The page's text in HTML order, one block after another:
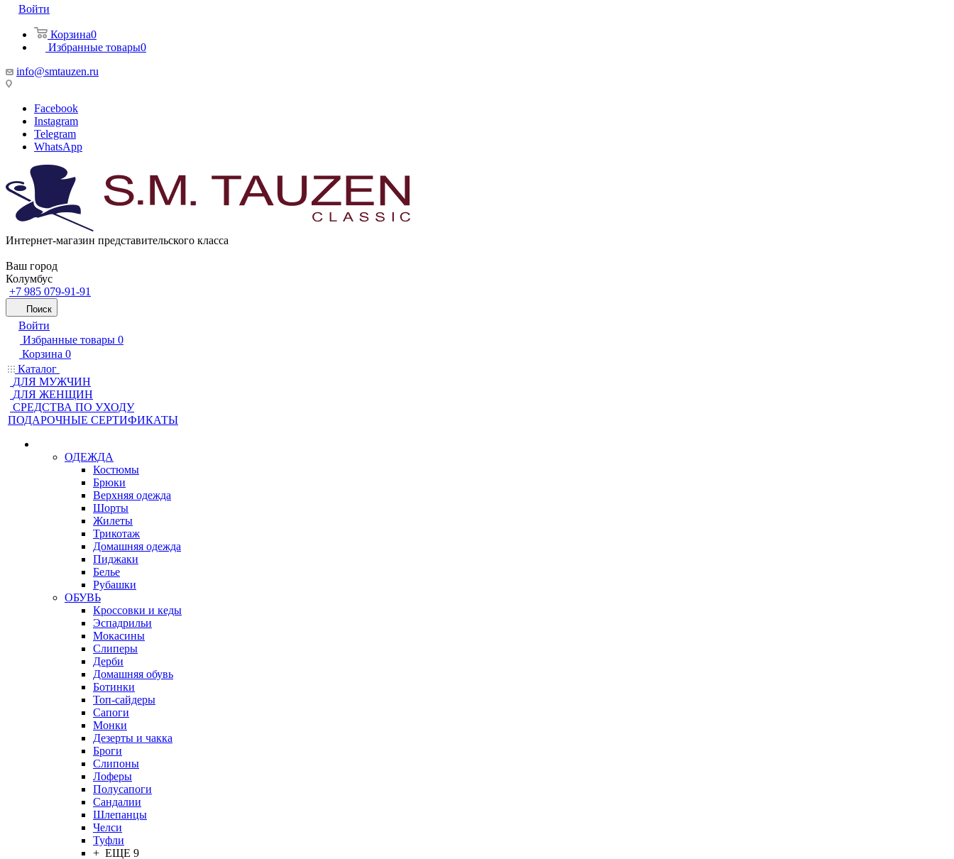
Войти
Корзина0
Избранные товары0
info@smtauzen.ru
Facebook
Instagram
Telegram
WhatsApp
Интернет-магазин представительского класса
Ваш город
Колумбус
+7 985 079-91-91
Поиск
Войти
Избранные товары 0
Корзина 0
Каталог
ДЛЯ МУЖЧИН
ДЛЯ ЖЕНЩИН
CРЕДСТВА ПО УХОДУ
ПОДАРОЧНЫЕ СЕРТИФИКАТЫ
ОДЕЖДА
Костюмы
Брюки
Верхняя одежда
Шорты
Жилеты
Трикотаж
Домашняя одежда
Пиджаки
Белье
Рубашки
ОБУВЬ
Кроссовки и кеды
Эспадрильи
Мокасины
Слиперы
Дерби
Домашняя обувь
Ботинки
Топ-сайдеры
Сапоги
Монки
Дезерты и чакка
Броги
Слипоны
Лоферы
Полусапоги
Сандалии
Шлепанцы
Челси
Туфли
+ ЕЩЕ 9